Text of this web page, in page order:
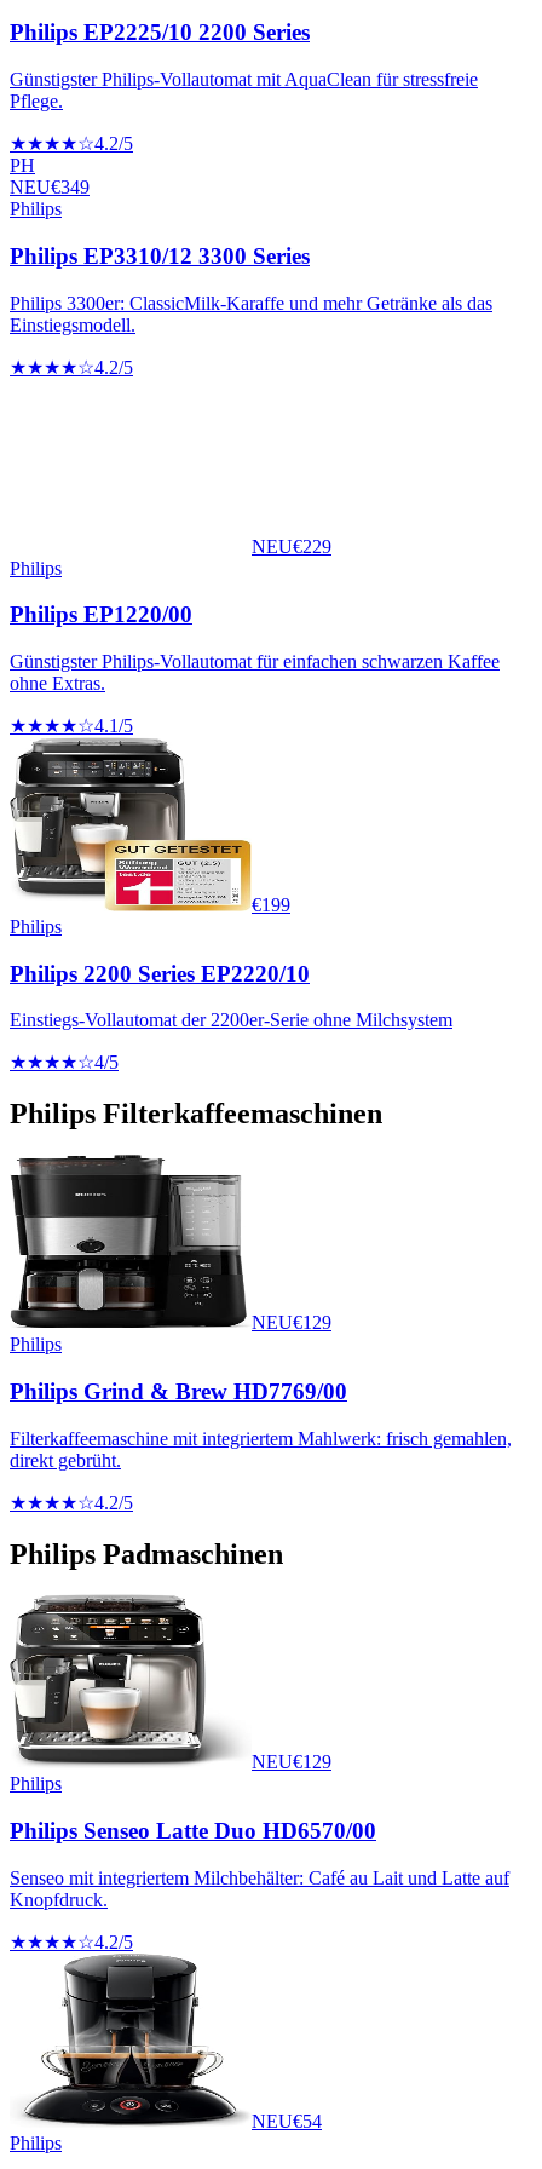
Philips EP2225/10 2200 Series
Günstigster Philips-Vollautomat mit AquaClean für stressfreie
Pflege.
★★★★☆4.2/5
PH
NEU€349
Philips
Philips EP3310/12 3300 Series
Philips 3300er: ClassicMilk-Karaffe und mehr Getränke als das
Einstiegsmodell.
★★★★☆4.2/5
NEU€229
Philips
Philips EP1220/00
Günstigster Philips-Vollautomat für einfachen schwarzen Kaffee
ohne Extras.
★★★★☆4.1/5
€199
Philips
Philips 2200 Series EP2220/10
Einstiegs-Vollautomat der 2200er-Serie ohne Milchsystem
★★★★☆4/5
Philips Filterkaffeemaschinen
NEU€129
Philips
Philips Grind & Brew HD7769/00
Filterkaffeemaschine mit integriertem Mahlwerk: frisch gemahlen,
direkt gebrüht.
★★★★☆4.2/5
Philips Padmaschinen
NEU€129
Philips
Philips Senseo Latte Duo HD6570/00
Senseo mit integriertem Milchbehälter: Café au Lait und Latte auf
Knopfdruck.
★★★★☆4.2/5
NEU€54
Philips